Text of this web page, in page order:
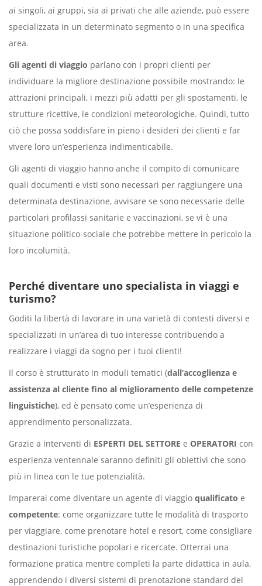
ai singoli, ai gruppi, sia ai privati che alle aziende, può essere
specializzata in un determinato segmento o in una specifica
area.
Gli agenti di viaggio parlano con i propri clienti per
individuare la migliore destinazione possibile mostrando: le
attrazioni principali, i mezzi più adatti per gli spostamenti, le
strutture ricettive, le condizioni meteorologiche. Quindi, tutto
ciò che possa soddisfare in pieno i desideri dei clienti e far
vivere loro un’esperienza indimenticabile.
Gli agenti di viaggio hanno anche il compito di comunicare
quali documenti e visti sono necessari per raggiungere una
determinata destinazione, avvisare se sono necessarie delle
particolari profilassi sanitarie e vaccinazioni, se vi è una
situazione politico-sociale che potrebbe mettere in pericolo la
loro incolumità.
Perché diventare uno specialista in viaggi e
turismo?
Goditi la libertà di lavorare in una varietà di contesti diversi e
specializzati in un’area di tuo interesse contribuendo a
realizzare i viaggi da sogno per i tuoi clienti!
Il corso è strutturato in moduli tematici (dall’accoglienza e
assistenza al cliente fino al miglioramento delle competenze
linguistiche), ed è pensato come un’esperienza di
apprendimento personalizzata.
Grazie a interventi di ESPERTI DEL SETTORE e OPERATORI con
esperienza ventennale saranno definiti gli obiettivi che sono
più in linea con le tue potenzialità.
Imparerai come diventare un agente di viaggio qualificato e
competente: come organizzare tutte le modalità di trasporto
per viaggiare, come prenotare hotel e resort, come consigliare
destinazioni turistiche popolari e ricercate. Otterrai una
formazione pratica mentre completi la parte didattica in aula,
apprendendo i diversi sistemi di prenotazione standard del